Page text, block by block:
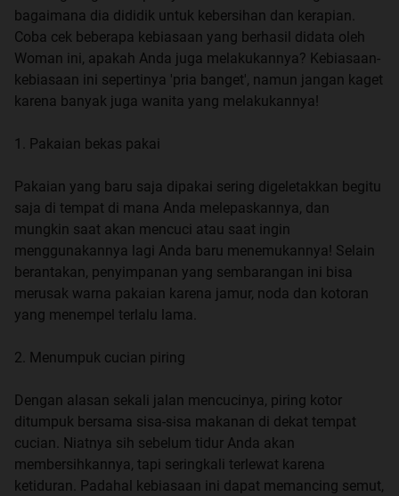
bagaimana dia dididik untuk kebersihan dan kerapian.
Coba cek beberapa kebiasaan yang berhasil didata oleh
Woman ini, apakah Anda juga melakukannya? Kebiasaan-
kebiasaan ini sepertinya 'pria banget', namun jangan kaget
karena banyak juga wanita yang melakukannya!
1. Pakaian bekas pakai
Pakaian yang baru saja dipakai sering digeletakkan begitu
saja di tempat di mana Anda melepaskannya, dan
mungkin saat akan mencuci atau saat ingin
menggunakannya lagi Anda baru menemukannya! Selain
berantakan, penyimpanan yang sembarangan ini bisa
merusak warna pakaian karena jamur, noda dan kotoran
yang menempel terlalu lama.
2. Menumpuk cucian piring
Dengan alasan sekali jalan mencucinya, piring kotor
ditumpuk bersama sisa-sisa makanan di dekat tempat
cucian. Niatnya sih sebelum tidur Anda akan
membersihkannya, tapi seringkali terlewat karena
ketiduran. Padahal kebiasaan ini dapat memancing semut,